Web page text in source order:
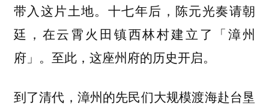
带入这片土地。十七年后，陈元光奏请朝
廷，在云霄火田镇西林村建立了「漳州
府」。至此，这座州府的历史开启。
到了清代，漳州的先民们大规模渡海赴台垦